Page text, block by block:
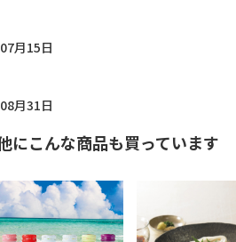
月15日
月31日
にこんな商品も買っています